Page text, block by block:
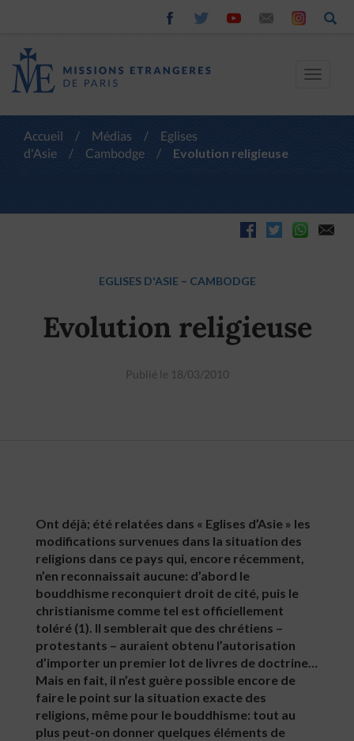
Toggle
Accueil / Médias /
Eglises
d'Asie
/ Cambodge / Evolution religieuse
EGLISES D'ASIE – CAMBODGE
Evolution religieuse
Publié le 18/03/2010
Ont déjà; été relatées dans « Eglises d’Asie » les
modifications survenues dans la situation des
religions dans ce pays qui, encore récemment,
n’en reconnaissait aucune: d’abord le
bouddhisme reconquiert droit de cité, puis le
christianisme comme tel est officiellement
toléré (1). Il semblerait que des chrétiens –
protestants – auraient obtenu l’autorisation
d’importer un premier lot de livres de doctrine…
Mais en fait, il n’est guère possible encore de
faire le point sur la situation exacte des
religions, même pour le bouddhisme: tout au
plus peut-on donner quelques éléments de